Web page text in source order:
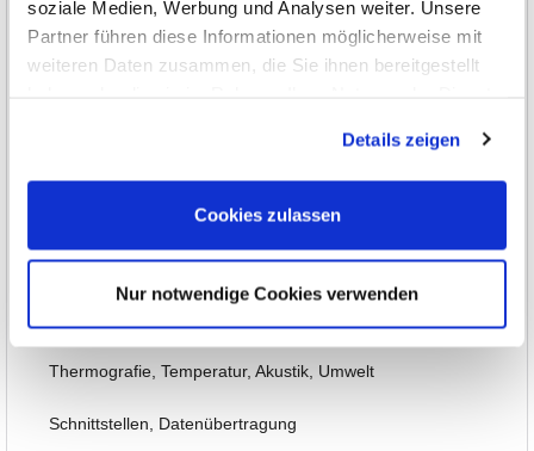
soziale Medien, Werbung und Analysen weiter. Unsere
Partner führen diese Informationen möglicherweise mit
weiteren Daten zusammen, die Sie ihnen bereitgestellt
Details zeigen
Cookies zulassen
Nur notwendige Cookies verwenden
Optionen, Zubehör
Multimeter, Prüfgeräte
Labornetzteile, Power
Mess-/Steuer-Systeme
Thermografie, Temperatur, Akustik, Umwelt
Schnittstellen, Datenübertragung